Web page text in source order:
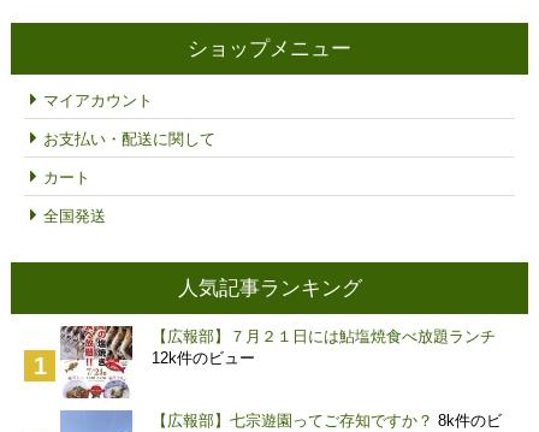
帯:
ショップメニュー
マイアカウント
お支払い・配送に関して
カート
全国発送
人気記事ランキング
【広報部】７月２１日には鮎塩焼食べ放題ランチ
12k件のビュー
【広報部】七宗遊園ってご存知ですか？ 8k件のビ